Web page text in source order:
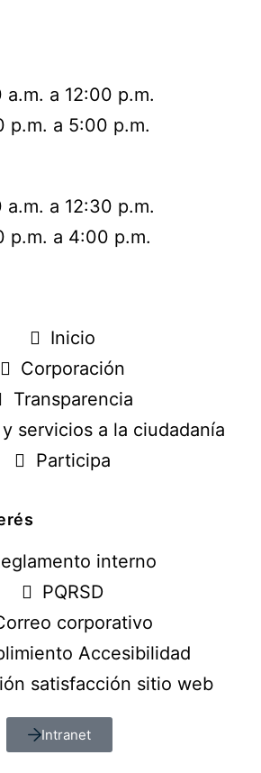
a.m. a 12:00 p.m.
p.m. a 5:00 p.m.
a.m. a 12:30 p.m.
p.m. a 4:00 p.m.
Inicio
Corporación
Transparencia
servicios a la ciudadanía
Participa
interno
PQRSD
corporativo
Accesibilidad
satisfacción sitio web
Intranet